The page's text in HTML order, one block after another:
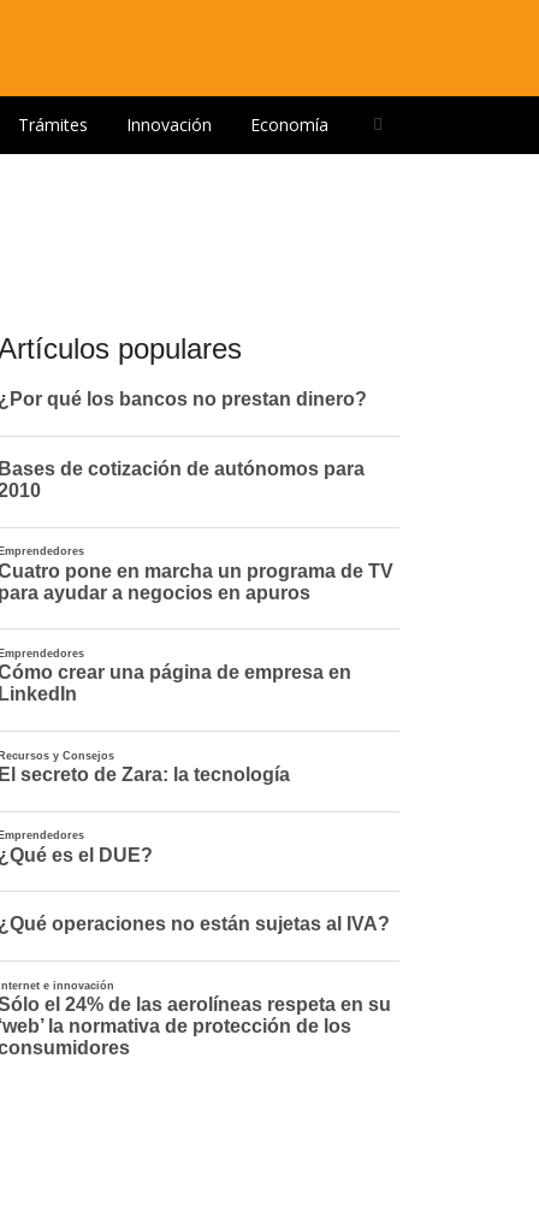
Trámites Innovación Economía
populares